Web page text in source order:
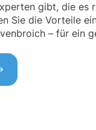
gibt, die es
Sie die Vorteile
– für ein